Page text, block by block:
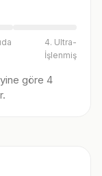
4. Ultra-
İşlenmiş
göre 4